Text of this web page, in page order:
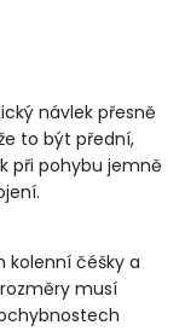
návlek přesně
to být přední,
při pohybu jemně
kolenní čéšky a
musí